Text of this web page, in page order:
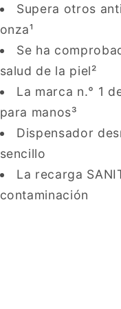
Supera otros
onza¹
Se ha
salud de la piel²
La marca n.° 1
para manos³
Dispensador
sencillo
La recarga
contaminación